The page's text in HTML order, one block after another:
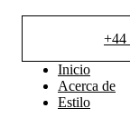
+44
Inicio
Acerca de
Estilo